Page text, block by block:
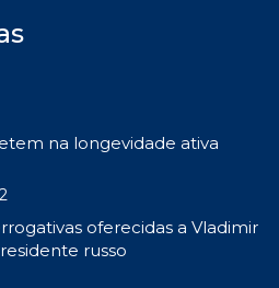
na longevidade ativa
oferecidas a Vladimir
russo